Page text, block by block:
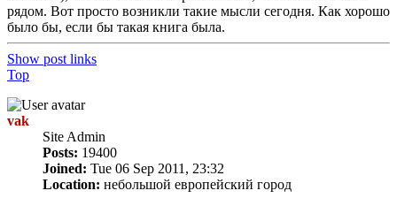
рядом. Вот просто возникли такие мысли сегодня. Как хорошо
было бы, если бы такая книга была.
Show post links
Top
vak
Site Admin
Posts: 19400
Joined: Tue 06 Sep 2011, 23:32
Location: небольшой европейский город